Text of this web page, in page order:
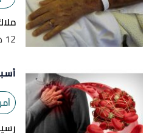
mean?",medicalnewstoday,
Retrieved 15/11/2022. Edited.
12 ديسمبر 2021